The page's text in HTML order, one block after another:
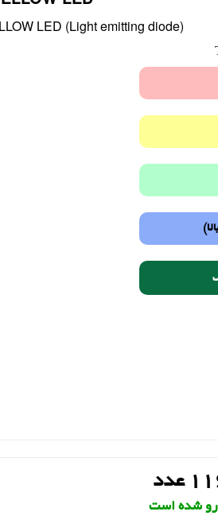
LED (Light emitting diode)
عدد
شده است